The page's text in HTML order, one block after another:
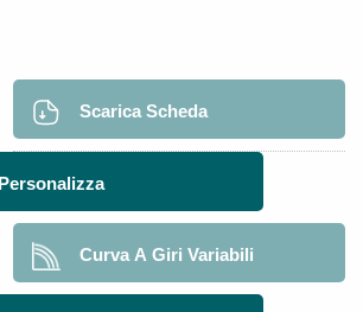
Scarica Scheda
Personalizza
Curva A Giri Variabili